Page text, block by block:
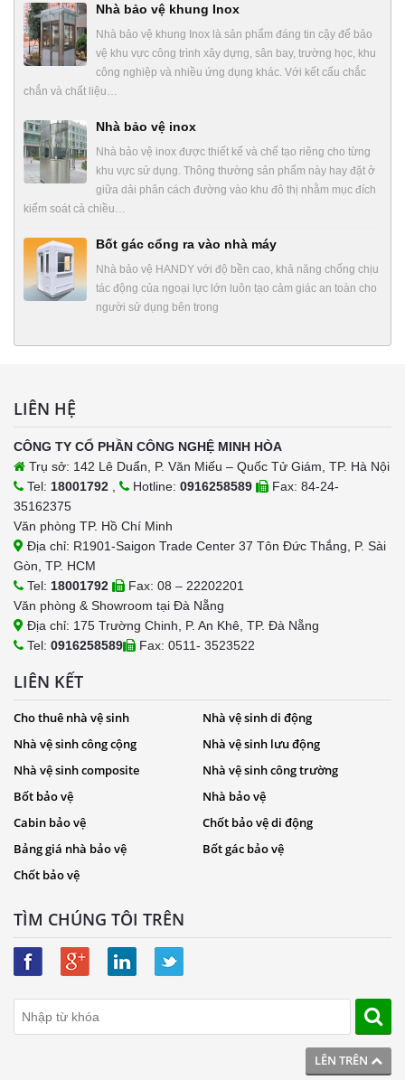
Nhà bảo vệ khung Inox
Nhà bảo vệ khung Inox là sản phẩm đáng tin cậy để bảo
vệ khu vực công trình xây dựng, sân bay, trường học, khu
công nghiệp và nhiều ứng dụng khác. Với kết cấu chắc
chắn và chất liệu…
Nhà bảo vệ inox
Nhà bảo vệ inox được thiết kế và chế tạo riêng cho từng
khu vực sử dụng. Thông thường sản phẩm này hay đặt ở
giữa dải phân cách đường vào khu đô thị nhằm mục đích
kiểm soát cả chiều…
Bốt gác cổng ra vào nhà máy
Nhà bảo vệ HANDY với độ bền cao, khả năng chống chịu
tác động của ngoại lực lớn luôn tạo cảm giác an toàn cho
người sử dụng bên trong
LÊN TRÊN
LIÊN HỆ
CÔNG TY CỔ PHẦN CÔNG NGHỆ MINH HÒA
Trụ sở: 142 Lê Duẩn, P. Văn Miếu – Quốc Tử Giám, TP. Hà Nội
Tel: 18001792 Hotline: 0916258589
Fax: 84-24-
35162375
Văn phòng TP. Hồ Chí Minh
Địa chỉ: R1901-Saigon Trade Center 37 Tôn Đức Thắng, P. Sài
Gòn, TP. HCM
Tel: 18001792
Fax: 08 – 22202201
Văn phòng & Showroom tại Đà Nẵng
Địa chỉ: 175 Trường Chinh, P. An Khê, TP. Đà Nẵng
Tel: 0916258589 Fax: 0511- 3523522
LIÊN KẾT
Cho thuê nhà vệ sinh
Nhà vệ sinh di động
Nhà vệ sinh công cộng
Nhà vệ sinh lưu động
Nhà vệ sinh composite
Nhà vệ sinh công trường
Bốt bảo vệ
Nhà bảo vệ
Cabin bảo vệ
Chốt bảo vệ di động
Bảng giá nhà bảo vệ
Bốt gác bảo vệ
Chốt bảo vệ
TÌM CHÚNG TÔI TRÊN